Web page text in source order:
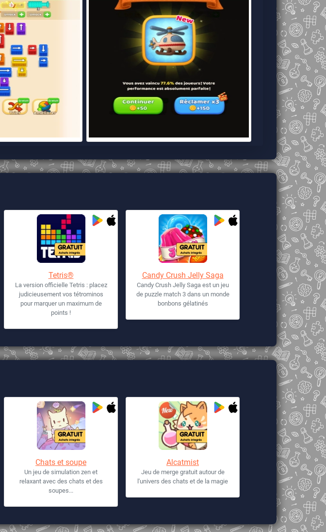
Tetris®
La version officielle Tetris : placez
judicieusement vos tétrominos
pour marquer un maximum de
points !
Candy Crush Jelly Saga
Candy Crush Jelly Saga est un jeu
de puzzle match 3 dans un monde
bonbons gélatinés
Chats et soupe
Un jeu de simulation zen et
relaxant avec des chats et des
soupes...
Alcatmist
Jeu de merge gratuit autour de
l'univers des chats et de la magie